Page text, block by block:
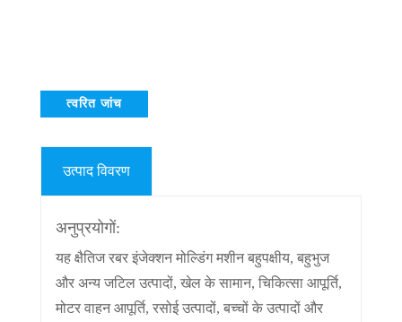
त्वरित जांच
उत्पाद विवरण
अनुप्रयोगों:
यह क्षैतिज रबर इंजेक्शन मोल्डिंग मशीन बहुपक्षीय, बहुभुज
और अन्य जटिल उत्पादों, खेल के सामान, चिकित्सा आपूर्ति,
मोटर वाहन आपूर्ति, रसोई उत्पादों, बच्चों के उत्पादों और